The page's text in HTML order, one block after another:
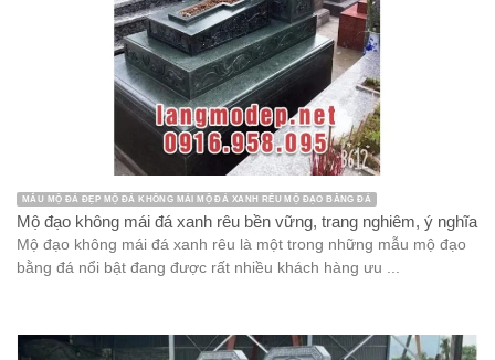
MẪU MỘ ĐÁ ĐẸP MỘ ĐÁ KHÔNG MÁI MỘ ĐÁ XANH RÊU MỘ ĐẠO BẰNG ĐÁ
Mộ đạo không mái đá xanh rêu bền vững, trang nghiêm, ý nghĩa
Mộ đạo không mái đá xanh rêu là một trong những mẫu mộ đạo
bằng đá nổi bật đang được rất nhiều khách hàng ưu ...